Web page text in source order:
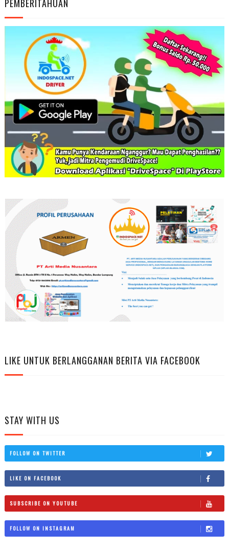
PEMBERITAHUAN
LIKE UNTUK BERLANGGANAN BERITA VIA FACEBOOK
STAY WITH US
FOLLOW ON TWITTER
LIKE ON FACEBOOK
SUBSCRIBE ON YOUTUBE
FOLLOW ON INSTAGRAM